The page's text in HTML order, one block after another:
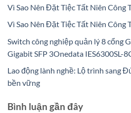
Vì Sao Nên Đặt Tiệc Tất Niên Công
Vì Sao Nên Đặt Tiệc Tất Niên Công
Switch công nghiệp quản lý 8 cổng
Gigabit SFP 3Onedata IES6300SL-
Lao động lành nghề: Lộ trình sang
bền vững
Bình luận gần đây